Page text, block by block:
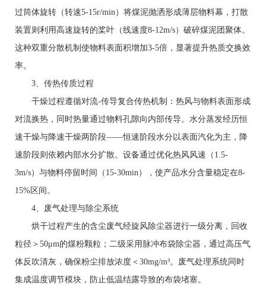
过筒体旋转（转速5-15r/min）将煤泥抛洒形成薄层物料幕，打散
装置则利用高速旋转的桨叶（线速度8-12m/s）破碎煤泥团聚体。
这种双重分散机制使物料表面积增加3-5倍，显著提升热质交换效
率。
3、传热传质过程
干燥过程遵循对流-传导复合传热机制：热风与物料表面形成
对流换热，同时热量通过物料孔隙向内部传导。水分蒸发经历恒
速干燥与降速干燥两阶段——恒速阶段水分以表面汽化为主，降
速阶段则依赖内部水分扩散。设备通过优化热风风速（1.5-
3m/s）与物料停留时间（15-30min），使产品水分含量稳定在8-
15%区间。
4、废气处理与除尘系统
烘干过程产生的含尘废气经旋风除尘器进行一级分离，回收
粒径＞50μm的煤粉颗粒；二级采用脉冲布袋除尘器，通过高压气
体反吹清灰，确保粉尘排放浓度＜30mg/m³。废气处理系统同时
集成温度调节模块，防止低温结露导致的布袋堵塞。